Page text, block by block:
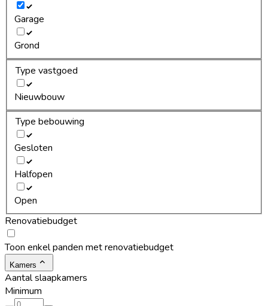
Garage
Grond
Type vastgoed
Nieuwbouw
Type bebouwing
Gesloten
Halfopen
Open
Renovatiebudget
Toon enkel panden met renovatiebudget
Kamers
Aantal slaapkamers
Minimum